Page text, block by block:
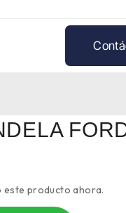
este producto ahora.